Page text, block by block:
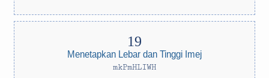
Menetapkan Lebar dan Tinggi Imej
mkPmHLIWH